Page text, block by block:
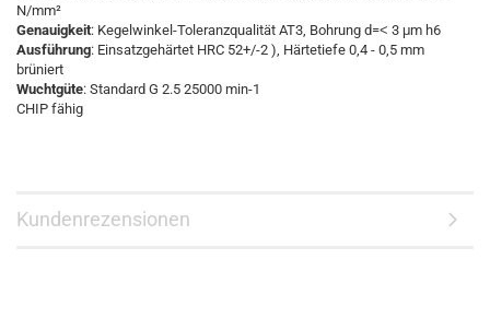
N/mm²
Genauigkeit: Kegelwinkel-Toleranzqualität AT3, Bohrung d=˂ 3 μm h6
Ausführung: Einsatzgehärtet HRC 52+/-2 ), Härtetiefe 0,4 - 0,5 mm
brüniert
Wuchtgüte: Standard G 2.5 25000 min-1
CHIP fähig
Kundenrezensionen